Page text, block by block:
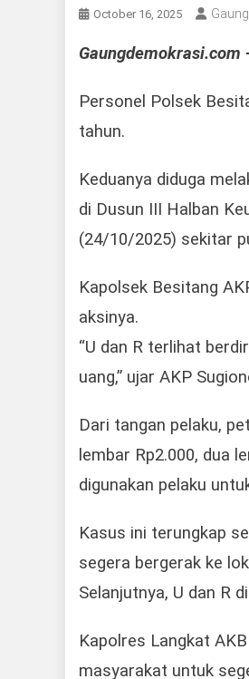
October 16, 2025
Gaungdemokrasi.com
Personel Polsek
tahun.
Keduanya diduga
di Dusun III Halban
(24/10/2025) sekitar
Kapolsek Besitang
aksinya.
“U dan R terlihat
uang,” ujar AKP
Dari tangan pelaku,
lembar Rp2.000, dua
digunakan pelaku
Kasus ini terungkap
segera bergerak ke
Selanjutnya, U dan R
Kapolres Langkat
masyarakat untuk